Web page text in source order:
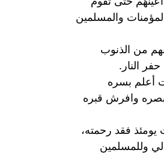
والمسلمين
من الذنوب
النار.
أعلم بسره
بصره وافرش قبره
فقد رحمته،
لي وللمسلمين